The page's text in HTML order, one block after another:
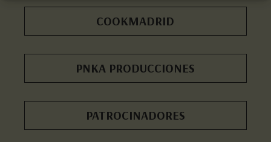
COOKMADRID
PNKA PRODUCCIONES
PATROCINADORES